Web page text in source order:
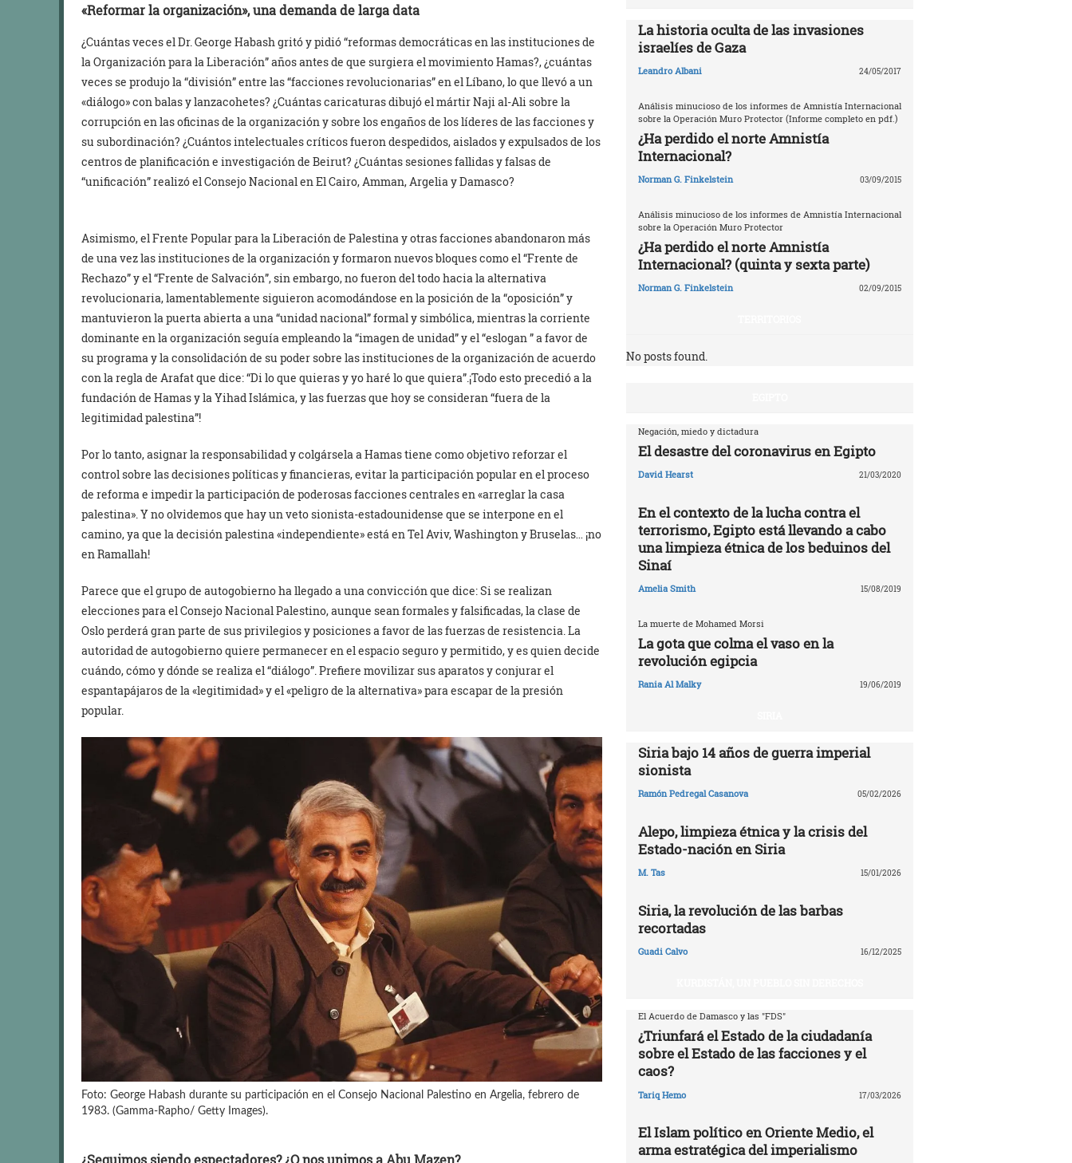
«Reformar la organización», una demanda de larga data
¿Cuántas veces el Dr. George Habash gritó y pidió “reformas democráticas en las instituciones de
la Organización para la Liberación” años antes de que surgiera el movimiento Hamas?, ¿cuántas
veces se produjo la “división” entre las “facciones revolucionarias” en el Líbano, lo que llevó a un
«diálogo» con balas y lanzacohetes? ¿Cuántas caricaturas dibujó el mártir Naji al-Ali sobre la
corrupción en las oficinas de la organización y sobre los engaños de los líderes de las facciones y
su subordinación? ¿Cuántos intelectuales críticos fueron despedidos, aislados y expulsados de los
centros de planificación e investigación de Beirut? ¿Cuántas sesiones fallidas y falsas de
“unificación” realizó el Consejo Nacional en El Cairo, Amman, Argelia y Damasco?
Asimismo, el Frente Popular para la Liberación de Palestina y otras facciones abandonaron más
de una vez las instituciones de la organización y formaron nuevos bloques como el “Frente de
Rechazo” y el “Frente de Salvación”, sin embargo, no fueron del todo hacia la alternativa
revolucionaria, lamentablemente siguieron acomodándose en la posición de la “oposición” y
mantuvieron la puerta abierta a una “unidad nacional” formal y simbólica, mientras la corriente
dominante en la organización seguía empleando la “imagen de unidad” y el “eslogan ” a favor de
su programa y la consolidación de su poder sobre las instituciones de la organización de acuerdo
con la regla de Arafat que dice: “Di lo que quieras y yo haré lo que quiera”.¡Todo esto precedió a la
fundación de Hamas y la Yihad Islámica, y las fuerzas que hoy se consideran “fuera de la
legitimidad palestina”!
Por lo tanto, asignar la responsabilidad y colgársela a Hamas tiene como objetivo reforzar el
control sobre las decisiones políticas y financieras, evitar la participación popular en el proceso
de reforma e impedir la participación de poderosas facciones centrales en «arreglar la casa
palestina». Y no olvidemos que hay un veto sionista-estadounidense que se interpone en el
camino, ya que la decisión palestina «independiente» está en Tel Aviv, Washington y Bruselas… ¡no
en Ramallah!
Parece que el grupo de autogobierno ha llegado a una convicción que dice: Si se realizan
elecciones para el Consejo Nacional Palestino, aunque sean formales y falsificadas, la clase de
Oslo perderá gran parte de sus privilegios y posiciones a favor de las fuerzas de resistencia. La
autoridad de autogobierno quiere permanecer en el espacio seguro y permitido, y es quien decide
cuándo, cómo y dónde se realiza el “diálogo”. Prefiere movilizar sus aparatos y conjurar el
espantapájaros de la «legitimidad» y el «peligro de la alternativa» para escapar de la presión
popular.
Foto: George Habash durante su participación en el Consejo Nacional Palestino en Argelia, febrero de
1983. (Gamma-Rapho/ Getty Images).
¿Seguimos siendo espectadores? ¿O nos unimos a Abu Mazen?
La historia oculta de las invasiones
israelíes de Gaza
Leandro Albani 24/05/2017
Análisis minucioso de los informes de Amnistía Internacional
sobre la Operación Muro Protector (Informe completo en pdf.)
¿Ha perdido el norte Amnistía
Internacional?
Norman G. Finkelstein 03/09/2015
Análisis minucioso de los informes de Amnistía Internacional
sobre la Operación Muro Protector
¿Ha perdido el norte Amnistía
Internacional? (quinta y sexta parte)
Norman G. Finkelstein 02/09/2015
No posts found.
Negación, miedo y dictadura
El desastre del coronavirus en Egipto
David Hearst 21/03/2020
En el contexto de la lucha contra el
terrorismo, Egipto está llevando a cabo
una limpieza étnica de los beduinos del
Sinaí
Amelia Smith 15/08/2019
La muerte de Mohamed Morsi
La gota que colma el vaso en la
revolución egipcia
Rania Al Malky 19/06/2019
Siria bajo 14 años de guerra imperial
sionista
Ramón Pedregal Casanova 05/02/2026
Alepo, limpieza étnica y la crisis del
Estado-nación en Siria
M. Tas 15/01/2026
Siria, la revolución de las barbas
recortadas
Guadi Calvo 16/12/2025
El Acuerdo de Damasco y las "FDS"
¿Triunfará el Estado de la ciudadanía
sobre el Estado de las facciones y el
caos?
Tariq Hemo 17/03/2026
El Islam político en Oriente Medio, el
arma estratégica del imperialismo